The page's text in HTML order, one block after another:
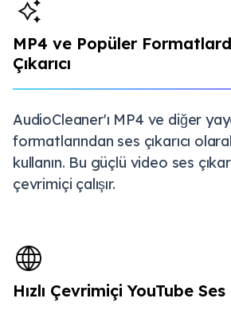
MP4 ve Popüler
Çıkarıcı
AudioCleaner'ı MP4 ve diğer
formatlarından ses çıkarıcı
kullanın. Bu güçlü video ses
çevrimiçi çalışır.
Hızlı Çevrimiçi YouTube Ses